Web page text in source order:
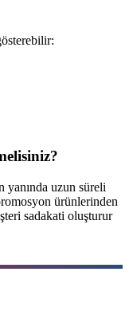
yanında uzun süreli
ürünlerinden
sadakati oluşturur